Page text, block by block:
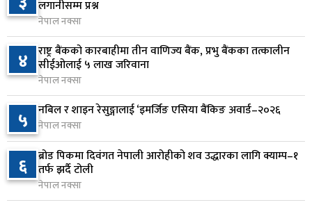
८
वीरगञ्जमा ट्यांकरको सिल खोलेर तेल निकाल्ने सात जना
रंगेहात पक्राउ
१ दिन अघि
९
जन्मसिद्ध नागरिकता कडा बनाउने ट्रम्पको नयाँ प्रयास, दुई
कार्यकारी आदेश जारी
१० राप्रपाको निर्णय: बागमती प्रदेश सरकारमा सहभागी नहुने
१ दिन अघि
लगानीसम्म प्रश्न
नेपाल नक्सा
४ राष्ट्र बैंकको कारबाहीमा तीन वाणिज्य बैंक, प्रभु बैंकका तत्कालीन
सीईओलाई ५ लाख जरिवाना
नेपाल नक्सा
५ नबिल र शाइन रेसुङ्गालाई ‘इमर्जिङ एसिया बैंकिङ अवार्ड–२०२६
नेपाल नक्सा
६ ब्रोड पिकमा दिवंगत नेपाली आरोहीको शव उद्धारका लागि क्याम्प–१
तर्फ झर्दै टोली
नेपाल नक्सा